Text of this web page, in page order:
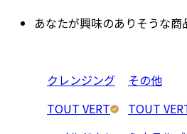
あなたが興味のありそうな商
クレンジング
TOUT VERT
その他
TOUT